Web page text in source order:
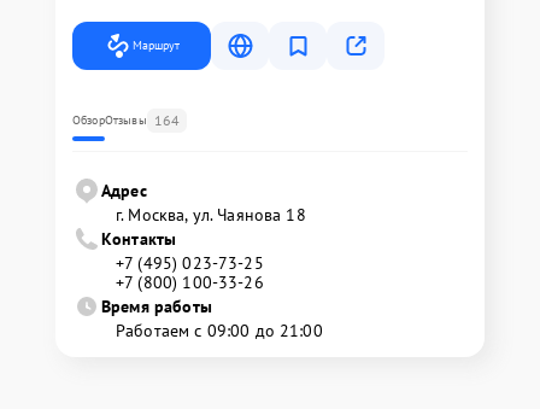
Маршрут
ОбзорОтзывы 164
Адрес
г. Москва, ул. Чаянова 18
Контакты
+7 (495) 023-73-25
+7 (800) 100-33-26
Время работы
Работаем с 09:00 до 21:00